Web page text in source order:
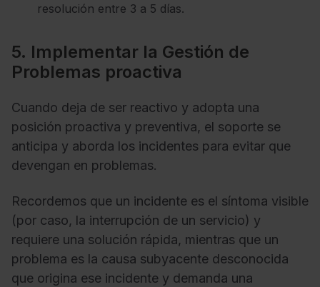
resolución entre 3 a 5 días.
5. Implementar la Gestión de
Problemas proactiva
Cuando deja de ser reactivo y adopta una
posición proactiva y preventiva, el soporte se
anticipa y aborda los incidentes para evitar que
devengan en problemas.
Recordemos que un incidente es el síntoma visible
(por caso, la interrupción de un servicio) y
requiere una solución rápida, mientras que un
problema es la causa subyacente desconocida
que origina ese incidente y demanda una